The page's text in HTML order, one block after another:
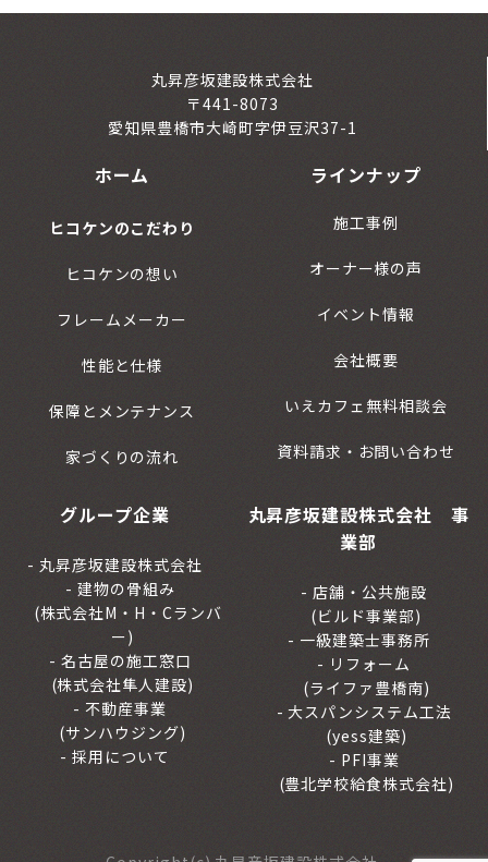
丸昇彦坂建設株式会社
〒441-8073
愛知県豊橋市大崎町字伊豆沢37-1
ホーム
ヒコケンのこだわり
ヒコケンの想い
フレームメーカー
性能と仕様
保障とメンテナンス
家づくりの流れ
ラインナップ
施工事例
オーナー様の声
イベント情報
会社概要
いえカフェ無料相談会
資料請求・お問い合わせ
グループ企業
丸昇彦坂建設株式会社
建物の骨組み
(株式会社M・H・Cランバ
ー)
名古屋の施工窓口
(株式会社隼人建設)
不動産事業
(サンハウジング)
採用について
丸昇彦坂建設株式会社 事
業部
店舗・公共施設
(ビルド事業部)
一級建築士事務所
リフォーム
(ライファ豊橋南)
大スパンシステム工法
(yess建築)
PFI事業
(豊北学校給食株式会社)